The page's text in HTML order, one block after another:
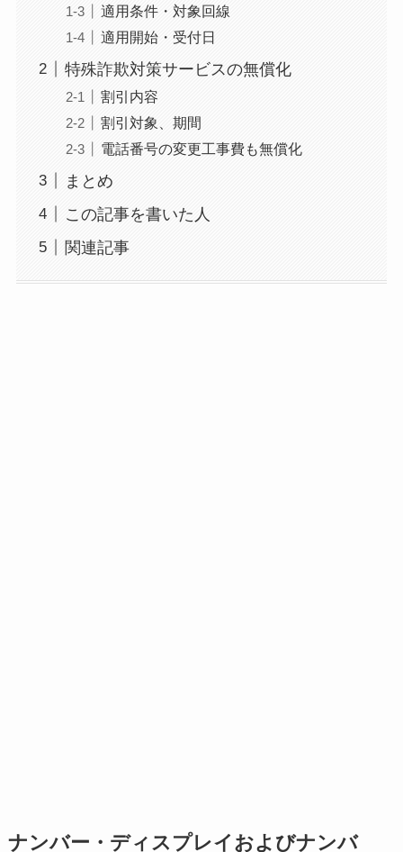
適用条件・対象回線
適用開始・受付日
特殊詐欺対策サービスの無償化
割引内容
割引対象、期間
電話番号の変更工事費も無償化
まとめ
この記事を書いた人
関連記事
ナンバー・ディスプレイおよびナンバ